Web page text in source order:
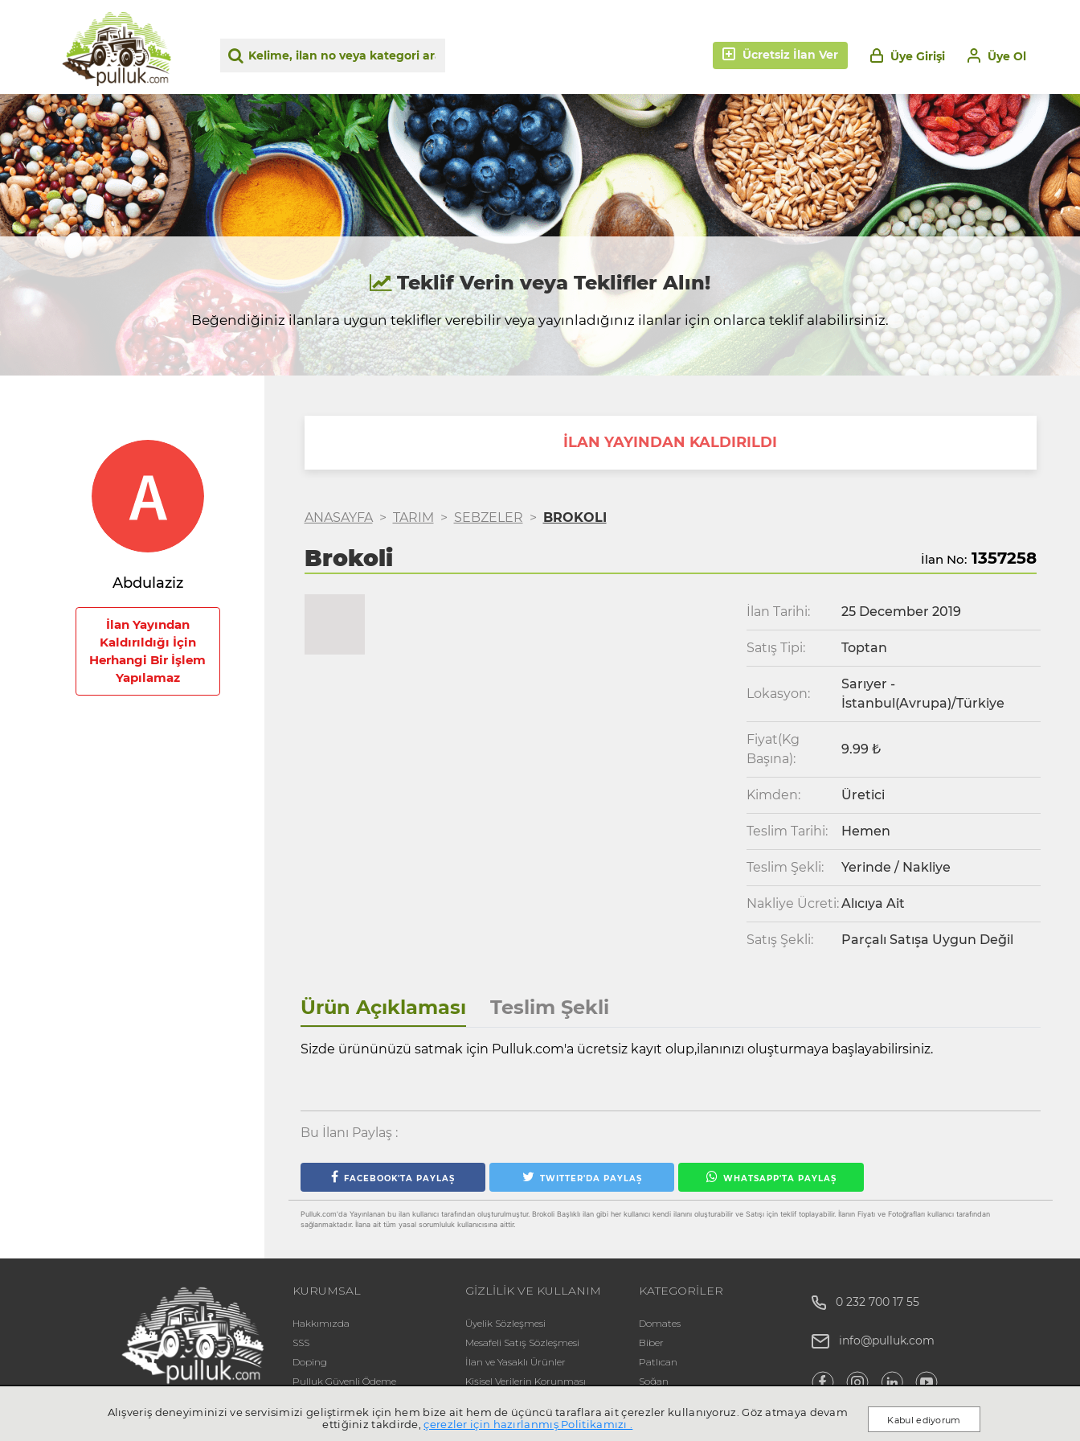
Üye Ol
Üye Girişi
Ücretsiz İlan Ver
Teklif Verin veya Teklifler Alın!
Beğendiğiniz ilanlara uygun teklifler verebilir veya yayınladığınız ilanlar için onlarca teklif alabilirsiniz.
Abdulaziz
İlan Yayından
Kaldırıldığı İçin
Herhangi Bir İşlem
Yapılamaz
İLAN YAYINDAN KALDIRILDI
ANASAYFA > TARIM > SEBZELER > BROKOLI
Brokoli İlan No: 1357258
İlan Tarihi: 25 December 2019
Satış Tipi: Toptan
Lokasyon:
Sarıyer -
İstanbul(Avrupa)/Türkiye
Fiyat(Kg
Başına):
9.99 ₺
Kimden: Üretici
Teslim Tarihi: Hemen
Teslim Şekli: Yerinde / Nakliye
Nakliye Ücreti:Alıcıya Ait
Satış Şekli: Parçalı Satışa Uygun Değil
Ürün Açıklaması Teslim Şekli
Sizde ürününüzü satmak için Pulluk.com'a ücretsiz kayıt olup,ilanınızı oluşturmaya başlayabilirsiniz.
Bu İlanı Paylaş :
FACEBOOK'TA PAYLAŞ TWITTER'DA PAYLAŞ WHATSAPP'TA PAYLAŞ
Pulluk.com'da Yayınlanan bu ilan kullanıcı tarafından oluşturulmuştur. Brokoli Başlıklı ilan gibi her kullanıcı kendi ilanını oluşturabilir ve Satışı için teklif toplayabilir. İlanın Fiyatı ve Fotoğrafları kullanıcı tarafından
sağlanmaktadır. İlana ait tüm yasal sorumluluk kullanıcısına aittir.
KURUMSAL
Hakkımızda
SSS
Doping
Pulluk Güvenli Ödeme
İletişim
GİZLİLİK VE KULLANIM
Üyelik Sözleşmesi
Mesafeli Satış Sözleşmesi
İlan ve Yasaklı Ürünler
Kişisel Verilerin Korunması
KATEGORİLER
Domates
Biber
Patlıcan
Soğan
0 232 700 17 55
info@pulluk.com
Alışveriş deneyiminizi ve servisimizi geliştirmek için hem bize ait hem de üçüncü taraflara ait çerezler kullanıyoruz. Göz atmaya devam
ettiğiniz takdirde,çerezler için hazırlanmış Politikamızı . Kabul ediyorum